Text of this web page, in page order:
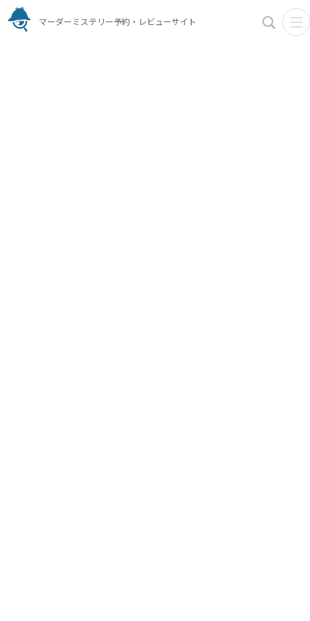
マーダーミステリー予約・レビューサイト